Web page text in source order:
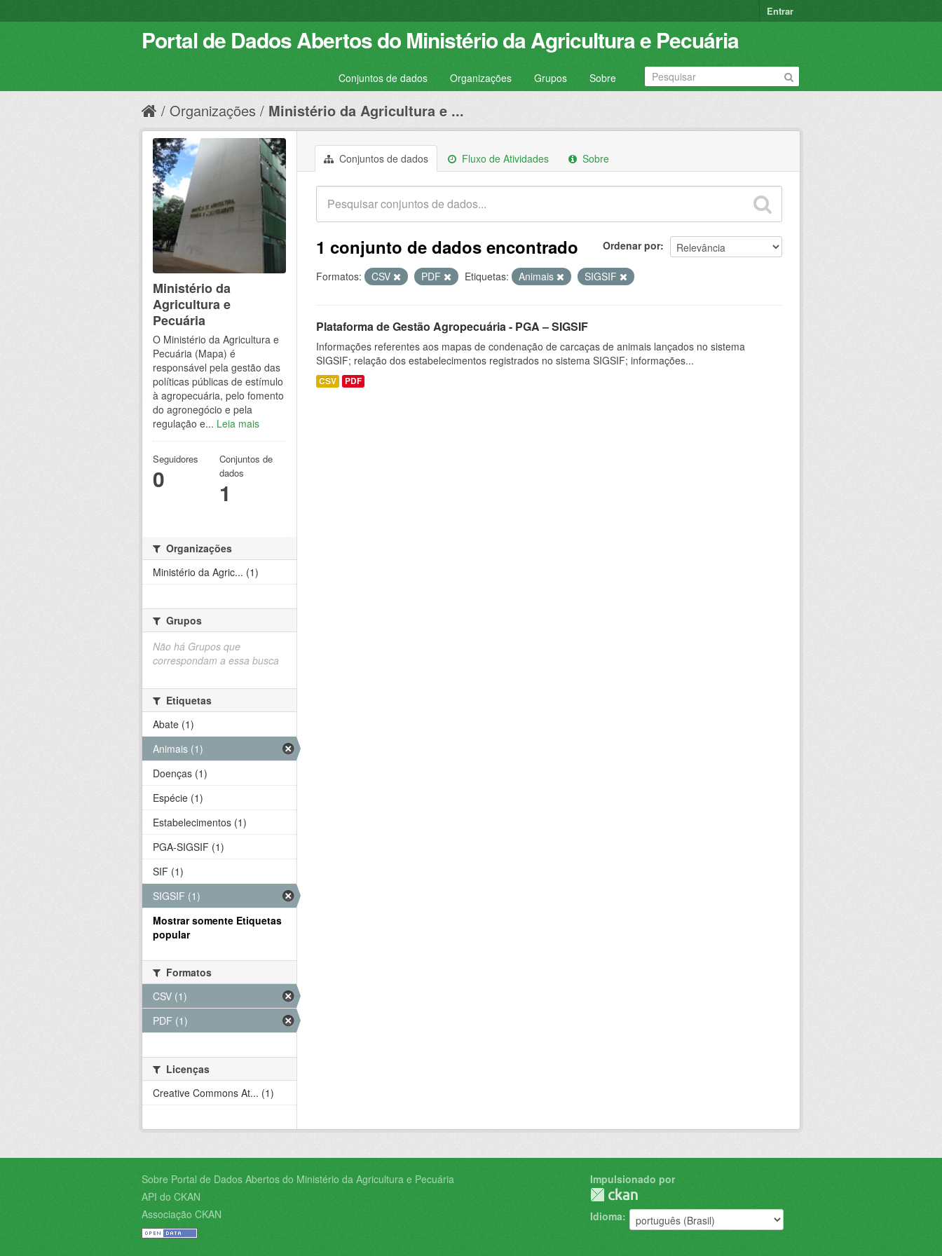
Entrar
Portal de Dados Abertos do Ministério da Agricultura e Pecuária
Conjuntos de dados Organizações Grupos Sobre
Organizações Ministério da Agricultura e ...
Conjuntos de dados Fluxo de Atividades Sobre
Ordenar por
1 conjunto de dados encontrado
Formatos: CSV PDF Etiquetas: Animais SIGSIF
Plataforma de Gestão Agropecuária - PGA – SIGSIF
Informações referentes aos mapas de condenação de carcaças de animais lançados no sistema
SIGSIF; relação dos estabelecimentos registrados no sistema SIGSIF; informações...
CSV PDF
Ministério da
Agricultura e
Pecuária
O Ministério da Agricultura e
Pecuária (Mapa) é
responsável pela gestão das
políticas públicas de estímulo
à agropecuária, pelo fomento
do agronegócio e pela
regulação e... Leia mais
Seguidores
0
Conjuntos de
dados
1
Organizações
Ministério da Agric... (1)
Grupos
Não há Grupos que
correspondam a essa busca
Etiquetas
Abate (1)
Animais (1)
Doenças (1)
Espécie (1)
Estabelecimentos (1)
PGA-SIGSIF (1)
SIF (1)
SIGSIF (1)
Mostrar somente Etiquetas
popular
Formatos
CSV (1)
PDF (1)
Licenças
Creative Commons At... (1)
Sobre Portal de Dados Abertos do Ministério da Agricultura e Pecuária
API do CKAN
Associação CKAN
Impulsionado por
Idioma